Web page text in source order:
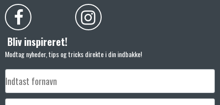
Bliv inspireret!
Modtag nyheder, tips og tricks direkte i din indbakke!